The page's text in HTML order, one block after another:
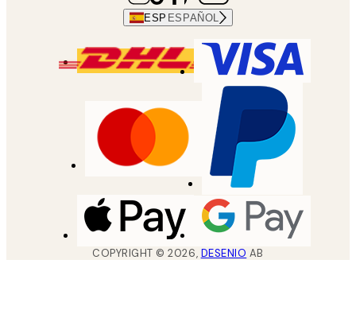
ESP ESPAÑOL
COPYRIGHT ©2026, DESENIO AB